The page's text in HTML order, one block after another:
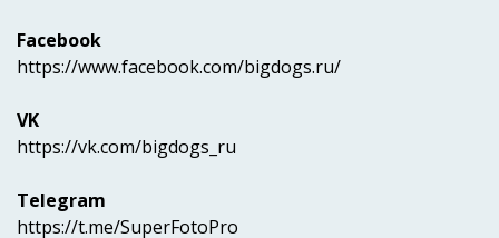
Facebook
https://www.facebook.com/bigdogs.ru/
VK
https://vk.com/bigdogs_ru
Telegram
https://t.me/SuperFotoPro